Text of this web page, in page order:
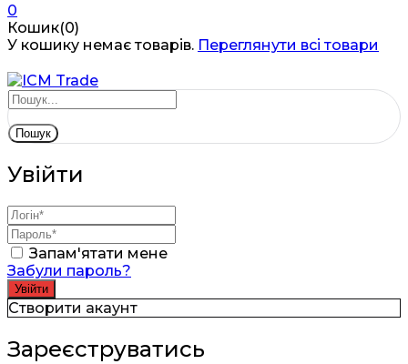
0
Кошик(0)
У кошику немає товарів. Переглянути всі товари
Пошук
Увійти
Запам'ятати мене
Забули пароль?
Створити акаунт
Зареєструватись